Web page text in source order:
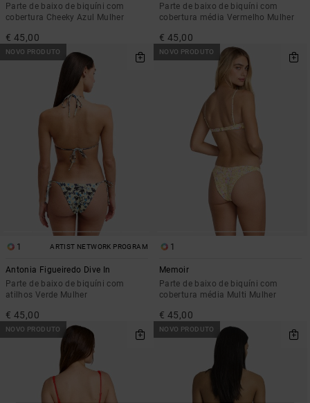
Parte de baixo de biquíni com
cobertura Cheeky Azul Mulher
€ 45,00
Parte de baixo de biquíni com
cobertura média Vermelho Mulher
€ 45,00
NOVO PRODUTO
1 ARTIST NETWORK PROGRAM
Antonia Figueiredo Dive In
Parte de baixo de biquíni com
atilhos Verde Mulher
€ 45,00
NOVO PRODUTO
1
Memoir
Parte de baixo de biquíni com
cobertura média Multi Mulher
€ 45,00
NOVO PRODUTO NOVO PRODUTO